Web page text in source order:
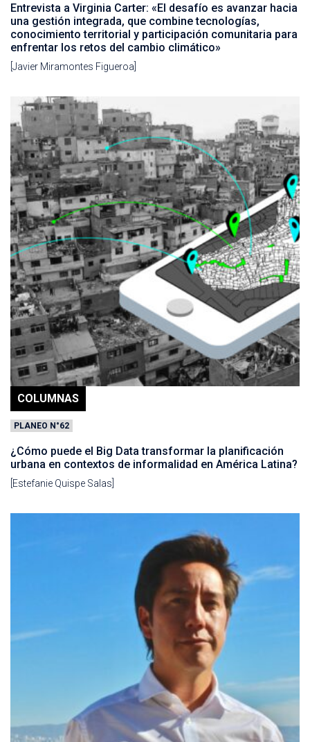
Entrevista a Virginia Carter: «El desafío es avanzar hacia
una gestión integrada, que combine tecnologías,
conocimiento territorial y participación comunitaria para
enfrentar los retos del cambio climático»
[Javier Miramontes Figueroa]
COLUMNAS
PLANEO N°62
¿Cómo puede el Big Data transformar la planificación
urbana en contextos de informalidad en América Latina?
[Estefanie Quispe Salas]